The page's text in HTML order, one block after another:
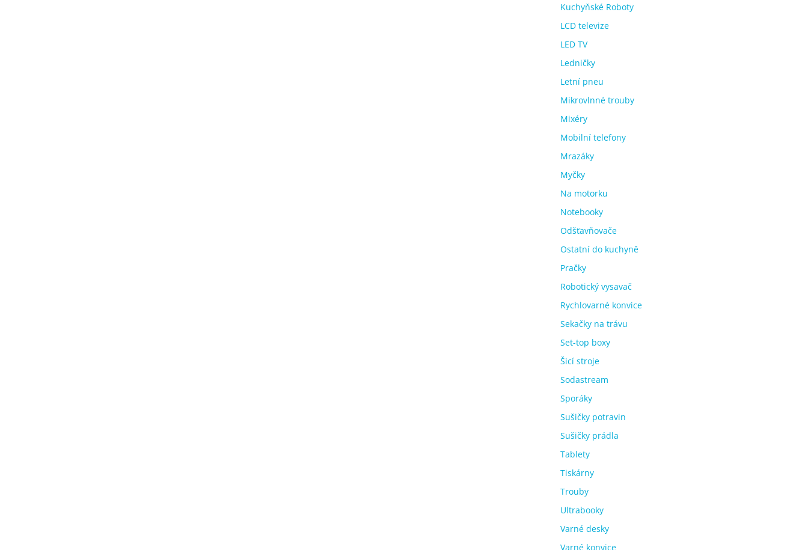
Kuchyňské Roboty
LCD televize
LED TV
Ledničky
Letní pneu
Mikrovlnné trouby
Mixéry
Mobilní telefony
Mrazáky
Myčky
Na motorku
Notebooky
Odšťavňovače
Ostatní do kuchyně
Pračky
Robotický vysavač
Rychlovarné konvice
Sekačky na trávu
Set-top boxy
Šicí stroje
Sodastream
Sporáky
Sušičky potravin
Sušičky prádla
Tablety
Tiskárny
Trouby
Ultrabooky
Varné desky
Varné konvice